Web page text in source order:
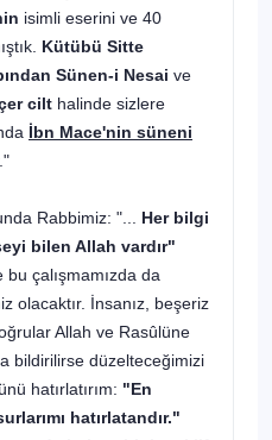
isimli eserini ve 40
Kütübü Sitte
Sünen-i Nesai ve
cilt halinde sizlere
İbn Mace'nin süneni
Rabbimiz: "... Her bilgi
bilen Allah vardır"
çalışmamızda da
olacaktır. İnsanız, beşeriz
Allah ve Rasûlüne
bildirilirse düzelteceğimizi
hatırlatırım: "En
hatırlatandır."